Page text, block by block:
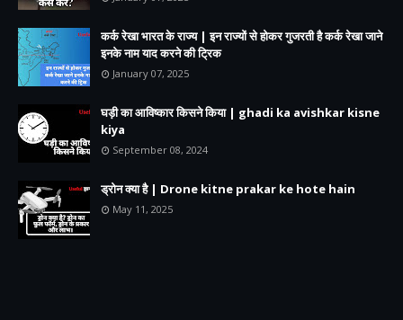
कर्क रेखा भारत के राज्य | इन राज्यों से होकर गुजरती है कर्क रेखा जाने
इनके नाम याद करने की ट्रिक
January 07, 2025
घड़ी का आविष्कार किसने किया | ghadi ka avishkar kisne
kiya
September 08, 2024
ड्रोन क्या है | Drone kitne prakar ke hote hain
May 11, 2025